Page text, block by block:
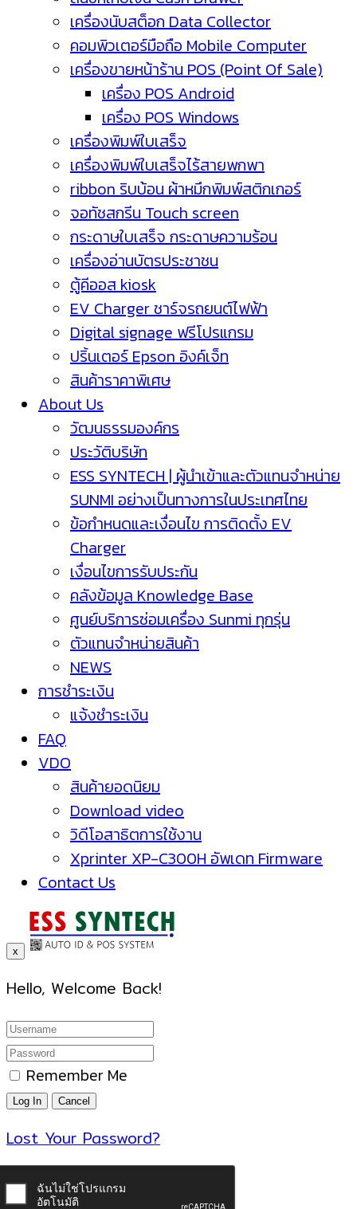
เครื่องนับสต็อก Data Collector
คอมพิวเตอร์มือถือ Mobile Computer
เครื่องขายหน้าร้าน POS (Point Of Sale)
เครื่อง POS Android
เครื่อง POS Windows
เครื่องพิมพ์ใบเสร็จ
เครื่องพิมพ์ใบเสร็จไร้สายพกพา
ribbon ริบบ้อน ผ้าหมึกพิมพ์สติกเกอร์
จอทัชสกรีน Touch screen
กระดาษใบเสร็จ กระดาษความร้อน
เครื่องอ่านบัตรประชาชน
ตู้คีออส kiosk
EV Charger ชาร์จรถยนต์ไฟฟ้า
Digital signage ฟรีโปรแกรม
ปริ้นเตอร์ Epson อิงค์เจ็ท
สินค้าราคาพิเศษ
About Us
วัฒนธรรมองค์กร
ประวัติบริษัท
ESS SYNTECH | ผู้นำเข้าและตัวแทนจำหน่าย
SUNMI อย่างเป็นทางการในประเทศไทย
ข้อกำหนดและเงื่อนไข การติดตั้ง EV
Charger
เงื่อนไขการรับประกัน
คลังข้อมูล Knowledge Base
ศูนย์บริการซ่อมเครื่อง Sunmi ทุกรุ่น
ตัวแทนจำหน่ายสินค้า
NEWS
การชำระเงิน
แจ้งชำระเงิน
FAQ
VDO
สินค้ายอดนิยม
Download video
วิดีโอสาธิตการใช้งาน
Xprinter XP-C300H อัพเดท Firmware
Contact Us
x
Hello, Welcome Back!
Remember Me
Lost Your Password?